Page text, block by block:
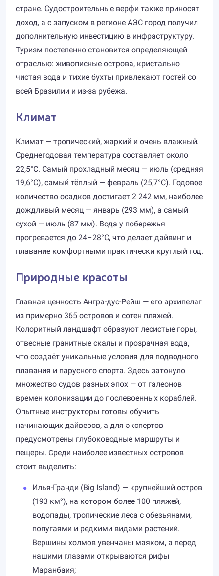
стране. Судостроительные верфи также приносят
доход, а с запуском в регионе АЭС город получил
дополнительную инвестицию в инфраструктуру.
Туризм постепенно становится определяющей
отраслью: живописные острова, кристально
чистая вода и тихие бухты привлекают гостей со
всей Бразилии и из-за рубежа.
Климат
Климат — тропический, жаркий и очень влажный.
Среднегодовая температура составляет около
22,5°C. Самый прохладный месяц — июль (средняя
19,6°C), самый тёплый — февраль (25,7°C). Годовое
количество осадков достигает 2 242 мм, наиболее
дождливый месяц — январь (293 мм), а самый
сухой — июль (87 мм). Вода у побережья
прогревается до 24–28°C, что делает дайвинг и
плавание комфортными практически круглый год.
Природные красоты
Главная ценность Ангра-дус-Рейш — его архипелаг
из примерно 365 островов и сотен пляжей.
Колоритный ландшафт образуют лесистые горы,
отвесные гранитные скалы и прозрачная вода,
что создаёт уникальные условия для подводного
плавания и парусного спорта. Здесь затонуло
множество судов разных эпох — от галеонов
времен колонизации до послевоенных кораблей.
Опытные инструкторы готовы обучить
начинающих дайверов, а для экспертов
предусмотрены глубоководные маршруты и
пещеры. Среди наиболее известных островов
стоит выделить:
Илья-Гранди (Big Island) — крупнейший остров
(193 км²), на котором более 100 пляжей,
водопады, тропические леса с обезьянами,
попугаями и редкими видами растений.
Вершины холмов увенчаны маяком, а перед
нашими глазами открываются рифы
Маранбаия;